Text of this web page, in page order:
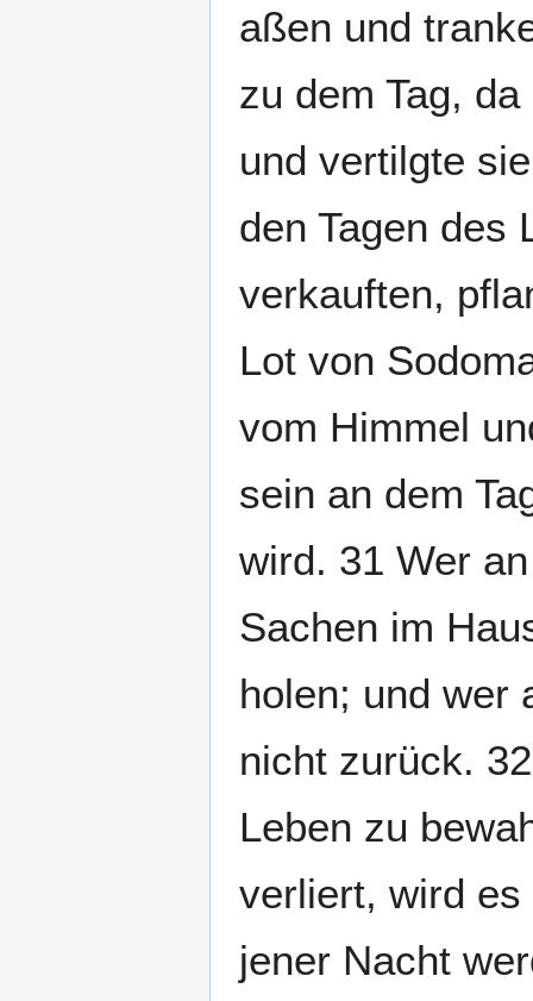
aßen und
zu dem Tag,
und vertilgte
den Tagen des
verkauften,
Lot von
vom Himmel
sein an dem
wird. 31 Wer
Sachen im
holen; und wer
nicht zurück.
Leben zu
verliert, wird
jener Nacht